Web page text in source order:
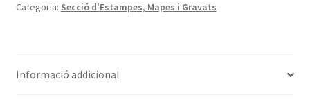
Ollé
Categoria: Secció d'Estampes, Mapes i Gravats
Informació addicional